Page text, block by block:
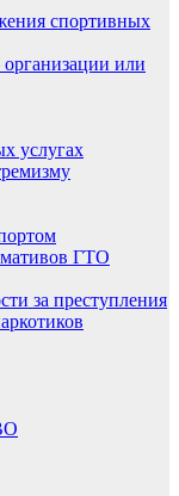
спортивных
или
услугах
ГТО
за преступления